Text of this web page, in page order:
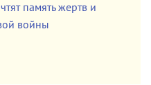
память жертв и
войны